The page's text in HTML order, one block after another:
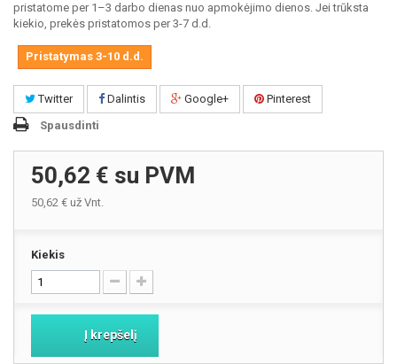
pristatome per 1–3 darbo dienas nuo apmokėjimo dienos. Jei trūksta
kiekio, prekės pristatomos per 3-7 d.d.
Pristatymas 3-10 d.d.
Twitter Dalintis Google+
Pinterest
Spausdinti
50,62 € su PVM
50,62 € už Vnt.
Kiekis
Į krepšelį